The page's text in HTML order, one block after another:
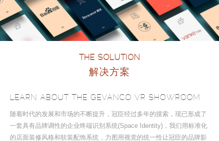
THE SOLUTION
解决方案
LEARN ABOUT THE GEVANCO VR SHOWROOM
随着时代的发展和市场的不断提升，冠臣经过多年的摸索，现已形成了
一套具有品牌调性的企业终端识别系统(Space Identity)，我们用标准化
的店面装修风格和软装配饰系统，力图用视觉的统一性让冠臣的品牌影